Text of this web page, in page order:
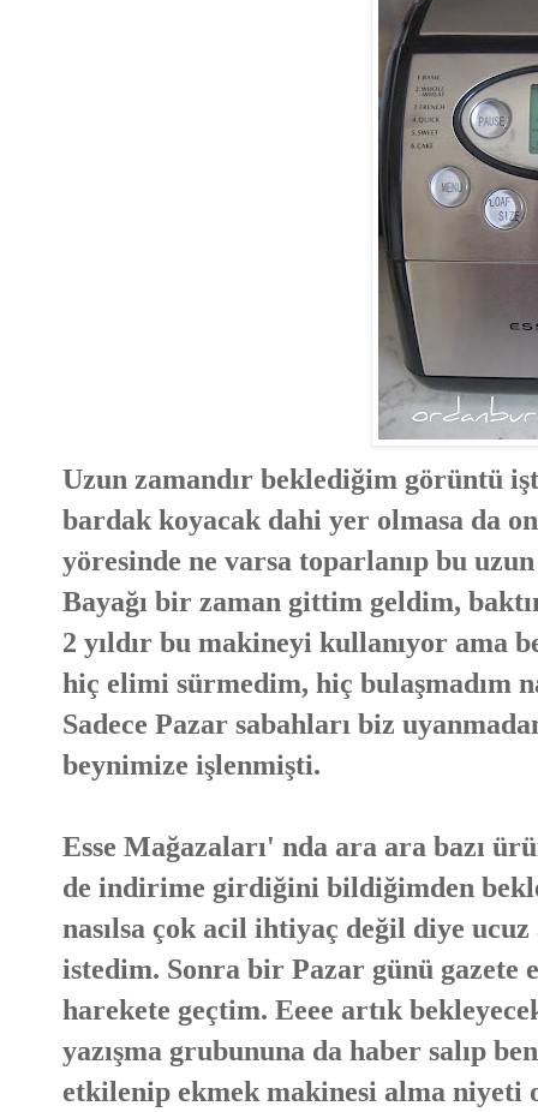
Uzun zamandır beklediğim görüntü
bardak koyacak dahi yer olmasa da
yöresinde ne varsa toparlanıp bu
Bayağı bir zaman gittim geldim,
2 yıldır bu makineyi kullanıyor ama
hiç elimi sürmedim, hiç bulaşmadım
Sadece Pazar sabahları biz
beynimize işlenmişti.
Esse Mağazaları' nda ara ara bazı
de indirime girdiğini bildiğimden
nasılsa çok acil ihtiyaç değil diye
istedim. Sonra bir Pazar günü gazete
harekete geçtim. Eeee artık
yazışma grubununa da haber salıp
etkilenip ekmek makinesi alma niyeti